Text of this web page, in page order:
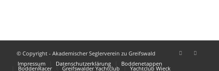
© Copyright - Akademischer Seglerverein zu Greifswald
Impressum
Datenschutzerklärung Boddenetappen
BoddenRacer Greifswalder Yachtclub Yachtclub Wieck